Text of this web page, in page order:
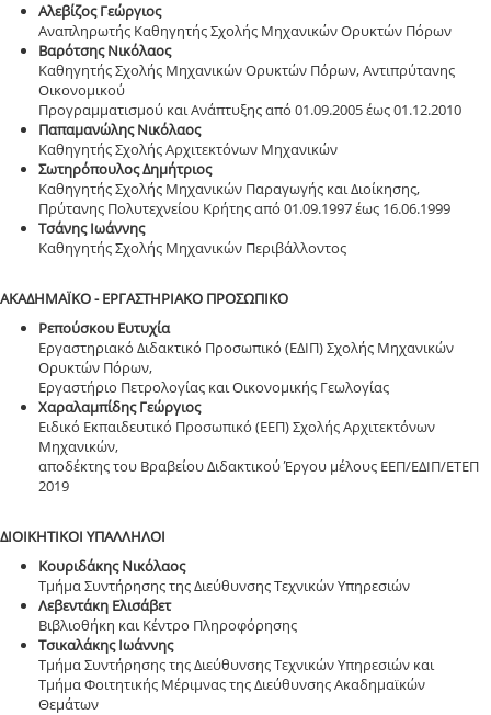
Αλεβίζος Γεώργιος
Αναπληρωτής Καθηγητής Σχολής Μηχανικών Ορυκτών Πόρων
Βαρότσης Νικόλαος
Καθηγητής Σχολής Μηχανικών Ορυκτών Πόρων, Αντιπρύτανης
Οικονομικού
Προγραμματισμού και Ανάπτυξης από 01.09.2005 έως 01.12.2010
Παπαμανώλης Νικόλαος
Καθηγητής Σχολής Αρχιτεκτόνων Μηχανικών
Σωτηρόπουλος Δημήτριος
Καθηγητής Σχολής Μηχανικών Παραγωγής και Διοίκησης,
Πρύτανης Πολυτεχνείου Κρήτης από 01.09.1997 έως 16.06.1999
Τσάνης Ιωάννης
Καθηγητής Σχολής Μηχανικών Περιβάλλοντος
ΑΚΑΔΗΜΑΪΚΟ - ΕΡΓΑΣΤΗΡΙΑΚΟ ΠΡΟΣΩΠΙΚΟ
Ρεπούσκου Ευτυχία
Εργαστηριακό Διδακτικό Προσωπικό (ΕΔΙΠ) Σχολής Μηχανικών
Ορυκτών Πόρων,
Εργαστήριο Πετρολογίας και Οικονοµικής Γεωλογίας
Χαραλαμπίδης Γεώργιος
Ειδικό Εκπαιδευτικό Προσωπικό (ΕΕΠ) Σχολής Αρχιτεκτόνων
Μηχανικών,
αποδέκτης του Βραβείου Διδακτικού Έργου μέλους ΕΕΠ/ΕΔΙΠ/ΕΤΕΠ
2019
ΔΙΟΙΚΗΤΙΚΟΙ ΥΠΑΛΛΗΛΟΙ
Κουριδάκης Νικόλαος
Tμήμα Συντήρησης της Διεύθυνσης Τεχνικών Υπηρεσιών
Λεβεντάκη Ελισάβετ
Βιβλιοθήκη και Κέντρο Πληροφόρησης
Τσικαλάκης Ιωάννης
Tμήμα Συντήρησης της Διεύθυνσης Τεχνικών Υπηρεσιών και
Τμήμα Φοιτητικής Μέριμνας της Διεύθυνσης Ακαδημαϊκών
Θεμάτων